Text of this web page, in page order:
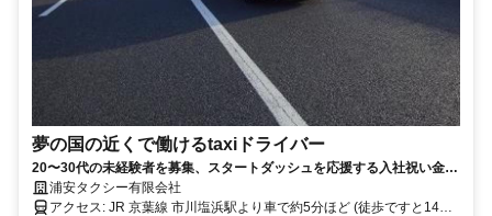
夢の国の近くで働けるtaxiドライバー
20〜30代の未経験者を募集、スタートダッシュを応援する入社祝い金
有！自分のペースで稼げる仕事で、手に職をつけながら安定して効率よ
く働きたい方を歓迎！
浦安タクシー有限会社
アクセス: JR 京葉線 市川塩浜駅より車で約5分ほど (徒歩ですと14分